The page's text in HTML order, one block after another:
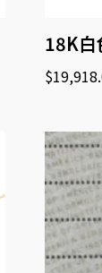
18K白
$